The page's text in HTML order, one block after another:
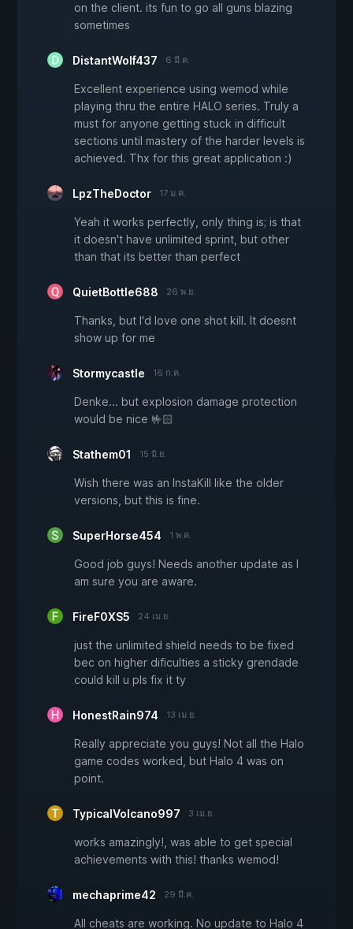
on the client. its fun to go all guns blazing
sometimes
DistantWolf437 6 มี.ค.
Excellent experience using wemod while
playing thru the entire HALO series. Truly a
must for anyone getting stuck in difficult
sections until mastery of the harder levels is
achieved. Thx for this great application :)
LpzTheDoctor 17 ม.ค.
Yeah it works perfectly, only thing is; is that
it doesn't have unlimited sprint, but other
than that its better than perfect
QuietBottle688 26 พ.ย.
Thanks, but I'd love one shot kill. It doesnt
show up for me
Stormycastle 16 ก.ค.
Denke... but explosion damage protection
would be nice 🤟🏻
Stathem01 15 มิ.ย.
Wish there was an InstaKill like the older
versions, but this is fine.
SuperHorse454 1 พ.ค.
Good job guys! Needs another update as I
am sure you are aware.
FireF0XS5 24 เม.ย.
just the unlimited shield needs to be fixed
bec on higher dificulties a sticky grendade
could kill u pls fix it ty
HonestRain974 13 เม.ย.
Really appreciate you guys! Not all the Halo
game codes worked, but Halo 4 was on
point.
TypicalVolcano997 3 เม.ย.
works amazingly!, was able to get special
achievements with this! thanks wemod!
mechaprime42 29 มี.ค.
All cheats are working. No update to Halo 4